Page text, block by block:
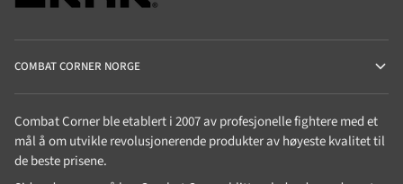
COMBAT CORNER NORGE
Combat Corner ble etablert i 2007 av profesjonelle fightere med et
mål å om utvikle revolusjonerende produkter av høyeste kvalitet til
de beste prisene.